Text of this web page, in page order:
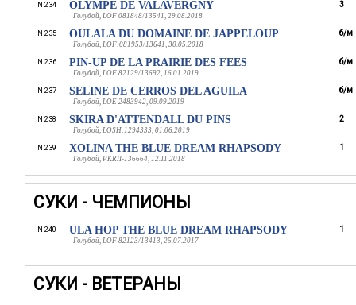
N 234 OLYMPE DE VALAVERGNY
Голубой, LOF 081848/13541, 29.08.2018
3
N 235 OULALA DU DOMAINE DE JAPPELOUP
Голубой, LOF:081953/13641, 30.05.2018
б/м
N 236 PIN-UP DE LA PRAIRIE DES FEES
Голубой, LOF 82129/13692, 16.01.2019
б/м
N 237 SELINE DE CERROS DEL AGUILA
Голубой, LOE 2483942, 09.09.2019
б/м
N 238 SKIRA D'ATTENDALL DU PINS
Голубой, LOSH:1294333, 01.06.2019
2
N 239 XOLINA THE BLUE DREAM RHAPSODY
Голубой, PKRII-136664, 12.11.2018
1
СУКИ - ЧЕМПИОНЫ
N 240 ULA HOP THE BLUE DREAM RHAPSODY
Голубой, LOF 82123/13413, 25.07.2017
1
СУКИ - ВЕТЕРАНЫ